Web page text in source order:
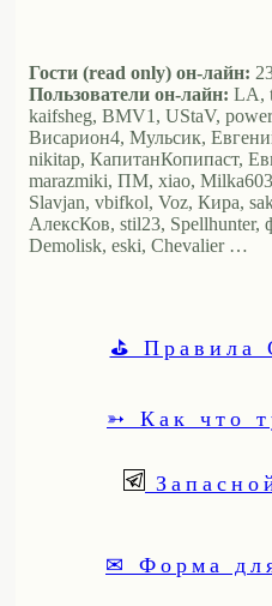
Гости (read only) он-лайн:
Пользователи он-лайн: LA,
kaifsheg, BMV1, UStaV,
Висариoн4, Мульсик,
nikitap, КапитанКопипаст,
marazmiki, ПМ, xiao,
Slavjan, vbifkol, Voz, Кира,
АлексКов, stil23,
Demolisk, eski, Chevalier …
⛳ Правила
➳ Как что
✉ Форма